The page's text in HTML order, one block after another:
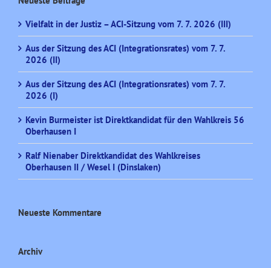
Vielfalt in der Justiz – ACI-Sitzung vom 7. 7. 2026 (III)
Aus der Sitzung des ACI (Integrationsrates) vom 7. 7.
2026 (II)
Aus der Sitzung des ACI (Integrationsrates) vom 7. 7.
2026 (I)
Kevin Burmeister ist Direktkandidat für den Wahlkreis 56
Oberhausen I
Ralf Nienaber Direktkandidat des Wahlkreises
Oberhausen II / Wesel I (Dinslaken)
Neueste Kommentare
Archiv